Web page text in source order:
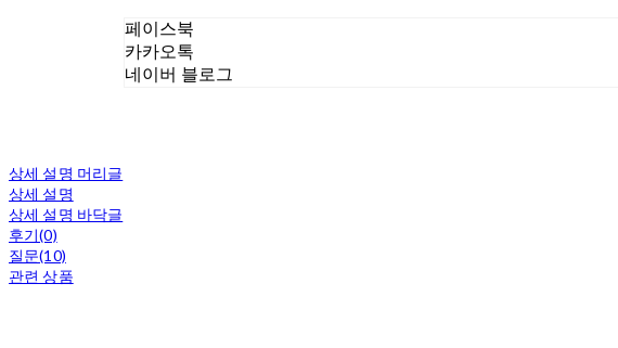
페이스북
카카오톡
네이버 블로그
상세 설명 머리글
상세 설명
상세 설명 바닥글
후기(0)
질문(10)
관련 상품